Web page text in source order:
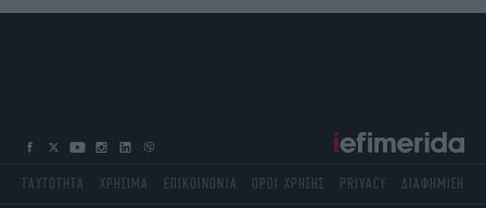
ΤΑΥΤΟΤΗΤΑ ΧΡΗΣΙΜΑ ΕΠΙΚΟΙΝΩΝΙΑ ΟΡΟΙ ΧΡΗΣΗΣ PRIVACY ΔΙΑΦΗΜΙΣΗ